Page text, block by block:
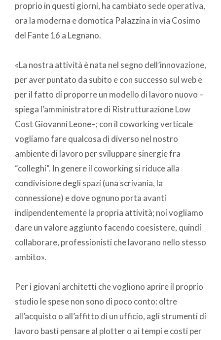
proprio in questi giorni, ha cambiato sede operativa,
ora la moderna e domotica Palazzina in via Cosimo
del Fante 16 a Legnano.
«La nostra attività è nata nel segno dell’innovazione,
per aver puntato da subito e con successo sul web e
per il fatto di proporre un modello di lavoro nuovo –
spiega l’amministratore di Ristrutturazione Low
Cost Giovanni Leone–; con il coworking verticale
vogliamo fare qualcosa di diverso nel nostro
ambiente di lavoro per sviluppare sinergie fra
“colleghi”. In genere il coworking si riduce alla
condivisione degli spazi (una scrivania, la
connessione) e dove ognuno porta avanti
indipendentemente la propria attività; noi vogliamo
dare un valore aggiunto facendo coesistere, quindi
collaborare, professionisti che lavorano nello stesso
ambito».
Per i giovani architetti che vogliono aprire il proprio
studio le spese non sono di poco conto: oltre
all’acquisto o all’affitto di un ufficio, agli strumenti di
lavoro basti pensare al plotter o ai tempi e costi per